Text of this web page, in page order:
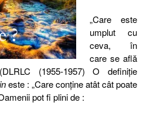
„Care este
umplut cu
ceva, în
care se află
(1955-1957) O definiţie
este : „Care conține atât cât poate
pot fi plini de :